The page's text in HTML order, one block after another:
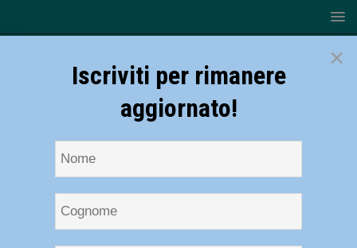
×
Iscriviti per rimanere
aggiornato!